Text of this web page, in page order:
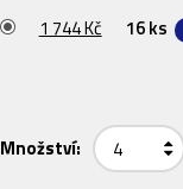
1 744 Kč 16 ks
Množství: